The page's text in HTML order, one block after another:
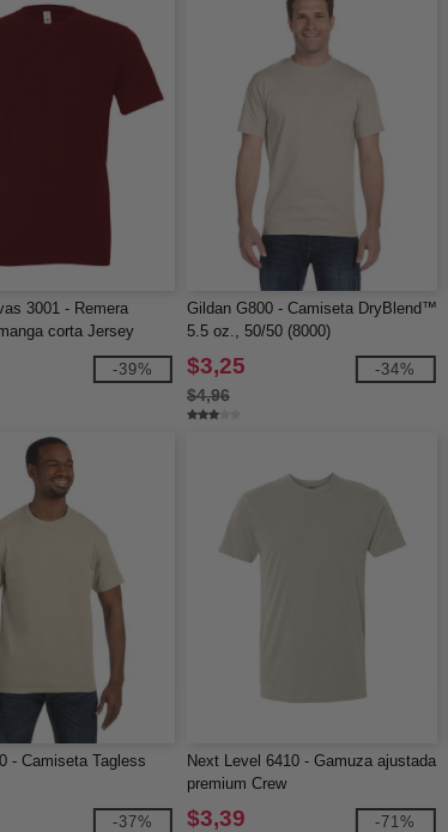
3001 - Remera
corta Jersey
-39%
Gildan G800 - Camiseta DryBlend™
5.5 oz., 50/50 (8000)
$3,25
$4,96
-34%
- Camiseta Tagless
-37%
Next Level 6410 - Gamuza ajustada
premium Crew
$3,39 -71%